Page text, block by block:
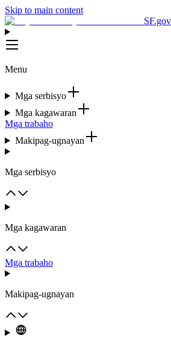
Skip to main content
SF.gov
Menu
Mga serbisyo
Mga kagawaran
Mga trabaho
Makipag-ugnayan
Mga serbisyo
Mga kagawaran
Mga trabaho
Makipag-ugnayan